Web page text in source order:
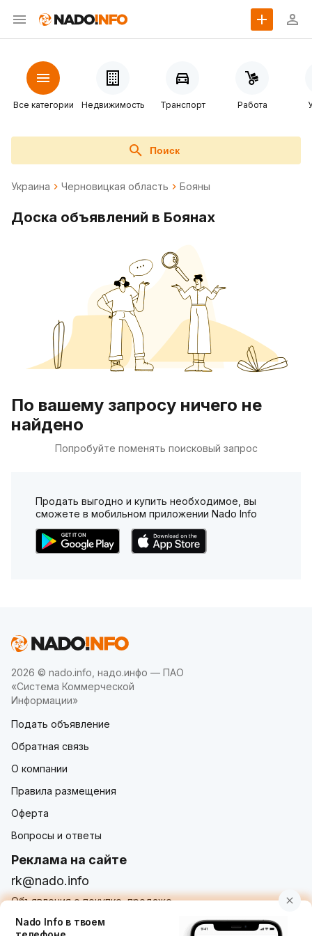
Все категории Недвижимость Транспорт Работа
Поиск
Украина Черновицкая область Бояны
Доска объявлений в Боянах
По вашему запросу ничего не
найдено
Попробуйте поменять поисковый запрос
Продать выгодно и купить необходимое, вы
сможете в мобильном приложении Nado Info
2026 © nado.info, надо.инфо — ПАО
«Система Коммерческой
Информации»
Подать объявление
Обратная связь
О компании
Правила размещения
Оферта
Вопросы и ответы
Реклама на сайте
rk@nado.info
Объявления о покупке, продаже,
услугах от частных лиц и организаций
Nado Info в твоем